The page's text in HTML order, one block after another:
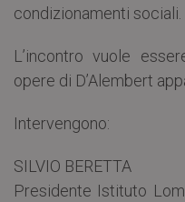
condizionamenti sociali.
L’incontro vuole
opere di D’Alembert
Intervengono:
SILVIO BERETTA
Presidente Istituto